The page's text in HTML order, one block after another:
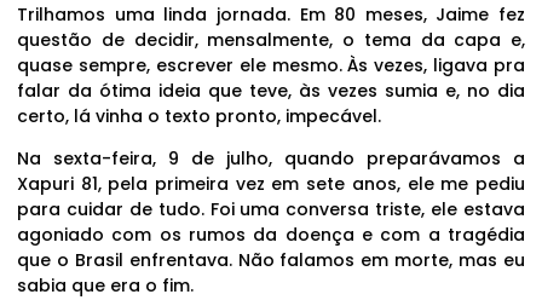
Trilhamos uma linda jornada. Em 80 meses, Jaime fez
questão de decidir, mensalmente, o tema da capa e,
quase sempre, escrever ele mesmo. Às vezes, ligava pra
falar da ótima ideia que teve, às vezes sumia e, no dia
certo, lá vinha o texto pronto, impecável.
Na sexta-feira, 9 de julho, quando preparávamos a
Xapuri 81, pela primeira vez em sete anos, ele me pediu
para cuidar de tudo. Foi uma conversa triste, ele estava
agoniado com os rumos da doença e com a tragédia
que o Brasil enfrentava. Não falamos em morte, mas eu
sabia que era o fim.